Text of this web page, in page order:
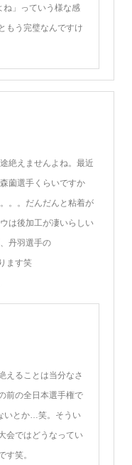
ね」っていう様な感
もう完璧なんですけ
絶えませんよね。最近
薗選手くらいですか
。。だんだんと粘着が
は後加工が凄いらしい
丹羽選手の
ます笑
えることは当分なさ
前の全日本選手権で
いとか…笑。そうい
会ではどうなってい
す笑。